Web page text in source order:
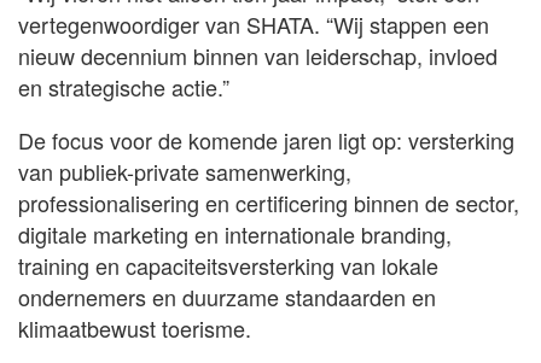
vertegenwoordiger van SHATA. “Wij stappen een
nieuw decennium binnen van leiderschap, invloed
en strategische actie.”
De focus voor de komende jaren ligt op: versterking
van publiek-private samenwerking,
professionalisering en certificering binnen de sector,
digitale marketing en internationale branding,
training en capaciteitsversterking van lokale
ondernemers en duurzame standaarden en
klimaatbewust toerisme.